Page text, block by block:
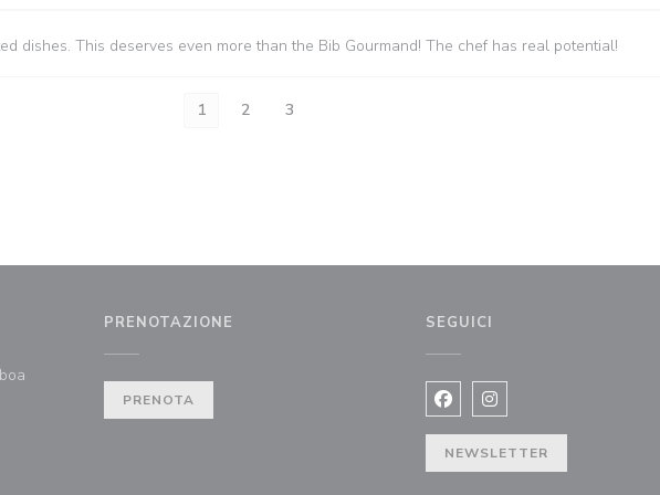
dishes. This deserves even more than the Bib Gourmand! The chef has real potential!
1 2 3
PRENOTAZIONE
PRENOTA
SEGUICI
Facebook ((apre una nuova
Instagram ((apre una
NEWSLETTER